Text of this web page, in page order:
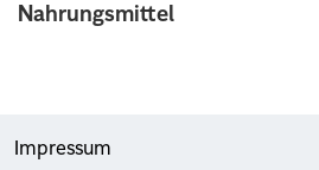
Nahrungsmittel
Impressum